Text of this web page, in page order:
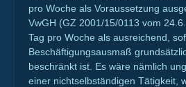
pro Woche als Voraussetzung
VwGH (GZ 2001/15/0113 vom
Tag pro Woche als ausreichend,
Beschäftigungsausmaß
beschränkt ist. Es wäre nämlich
einer nichtselbständigen Tätigkeit,